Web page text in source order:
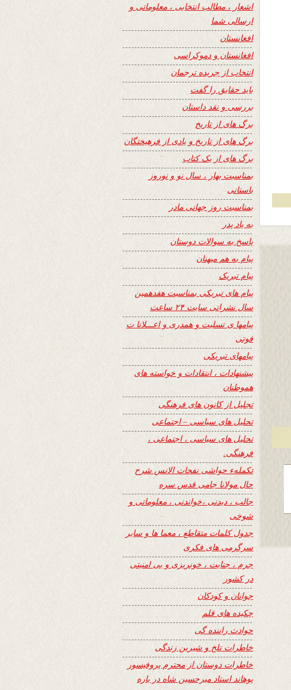
اشعار ، مطالب انتخابی ، معلوماتی و
ارسالی شما
افغانستان
افغانستان و دموکراسی
انتخاب از جریده ترجمان
باید حقایق را گفت
بررسی و نقد داستان
برگ های از تاریخ
برگ های از تاریخ و یادی از فرهیختگان
برگ های از یک کتاب
بمناسبت بهار ، سال نو و نوروز
باستانی
بمناسبت روز جهانی مادر
به یاد پدر
پاسخ به سوالات دوستان
پیام به هم میهنان
پیام تبریک
پیام های تبریکی بمناسبت هفدهمین
سال نشراتی سایت ۲۴ ساعت
پیامها ی تسلیت و همدری و اعـــلانا ت
فوتی
پیامهای تبریکی
پیشنهادات ، انتقادات و خواسته های
هموطنان
تجلیل از کانون های فرهنگی
تحلیل های سیاسی – اجتماعی
تحلیل های سیاسی ، اجتماعی ،
فرهنگی.
تکملهء حواشی نفحات الانس شرح
حال مولانا جامی قدس سره
جالب ، دیدنی ،خواندنی ، معلوماتی و
شوخی
جدول کلمات متقاطع ، معما ها و سایر
سرگرمی های فکری
جرم ، جنایت ، خونریزی و بی امنیتی
در کشور
جوانان و کودکان
چکیده های قلم
حوادث راننده گی
خاطرات تلخ و شیرین زندگی
خاطرات دوستان از محترم پروفیسور
پوهاند استاد میرحسین شاه در باره